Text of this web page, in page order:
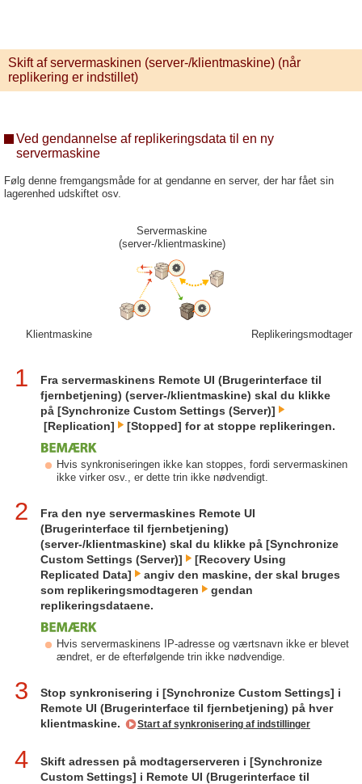
Skift af servermaskinen (server-/klientmaskine) (når
replikering er indstillet)
Ved gendannelse af replikeringsdata til en ny
servermaskine
Følg denne fremgangsmåde for at gendanne en server, der har fået sin
lagerenhed udskiftet osv.
Servermaskine
(server-/klientmaskine)
Klientmaskine Replikeringsmodtager
1
Fra servermaskinens Remote UI (Brugerinterface til
fjernbetjening) (server-/klientmaskine) skal du klikke
på [Synchronize Custom Settings (Server)]
[Replication]
[Stopped] for at stoppe replikeringen.
Hvis synkroniseringen ikke kan stoppes, fordi servermaskinen
ikke virker osv., er dette trin ikke nødvendigt.
2
Fra den nye servermaskines Remote UI
(Brugerinterface til fjernbetjening)
(server-/klientmaskine) skal du klikke på [Synchronize
Custom Settings (Server)]
[Recovery Using
Replicated Data]
angiv den maskine, der skal bruges
som replikeringsmodtageren
gendan
replikeringsdataene.
Hvis servermaskinens IP-adresse og værtsnavn ikke er blevet
ændret, er de efterfølgende trin ikke nødvendige.
3
Stop synkronisering i [Synchronize Custom Settings] i
Remote UI (Brugerinterface til fjernbetjening) på hver
klientmaskine.
Start af synkronisering af indstillinger
4
Skift adressen på modtagerserveren i [Synchronize
Custom Settings] i Remote UI (Brugerinterface til